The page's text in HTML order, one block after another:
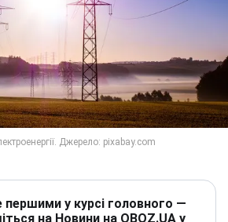
першими у курсі головного —
на Новини на OBOZ.UA у